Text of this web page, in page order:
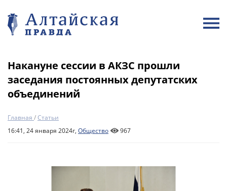
Накануне сессии в АКЗС прошли
заседания постоянных депутатских
объединений
Главная /Статьи
16:41, 24 января 2024г, Общество 967